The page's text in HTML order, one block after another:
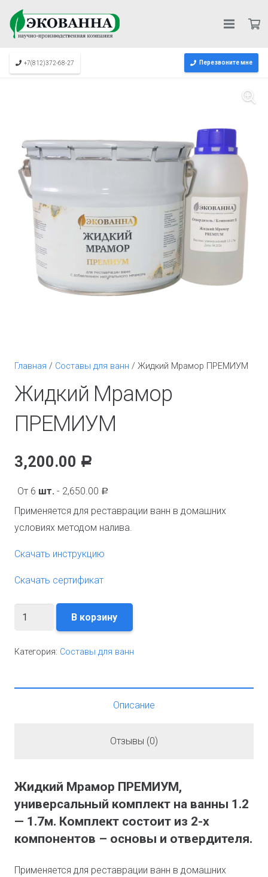
+7(812)372-68-27 Перезвоните мне
Главная / Составы для ванн / Жидкий Мрамор ПРЕМИУМ
Жидкий Мрамор
ПРЕМИУМ
3,200.00 Р
От 6 шт. - 2,650.00 Р
Применяется для реставрации ванн в домашних
условиях методом налива.
Скачать инструкцию
Скачать сертификат
Количество
В корзину
Категория: Составы для ванн
Описание
Отзывы (0)
Жидкий Мрамор ПРЕМИУМ,
универсальный комплект на ванны 1.2
— 1.7м. Комплект состоит из 2-х
компонентов – основы и отвердителя.
Применяется для реставрации ванн в домашних